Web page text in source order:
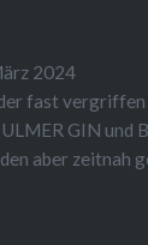
2024
fast
GIN und
aber zeitnah